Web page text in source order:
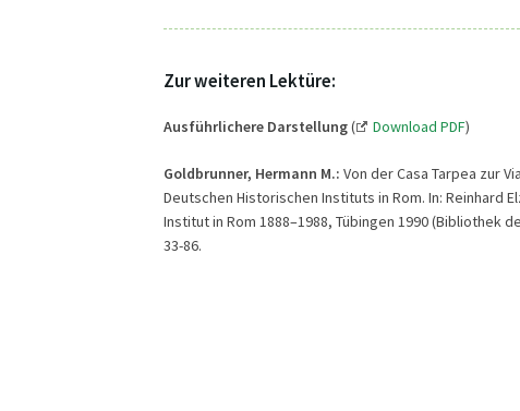
Zur weiteren Lektüre:
Ausführlichere Darstellung( Download PDF)
Goldbrunner, Hermann M.: Von der Casa Tarpea zur
Deutschen Historischen Instituts in Rom. In: Reinhard
Institut in Rom 1888–1988, Tübingen 1990 (Bibliothek
33-86.